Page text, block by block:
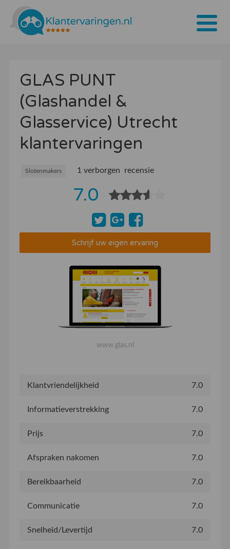
Tarieven
Bedrijven
Over ons
Blogs
Contact
Bedrijf aanmelden
GLAS PUNT
(Glashandel &
Glasservice) Utrecht
klantervaringen
Slotenmakers 1 verborgen recensie
7.0
Schrijf uw eigen ervaring
www.glas.nl
Klantvriendelijkheid 7.0
Informatieverstrekking 7.0
Prijs 7.0
Afspraken nakomen 7.0
Bereikbaarheid 7.0
Communicatie 7.0
Snelheid/Levertijd 7.0